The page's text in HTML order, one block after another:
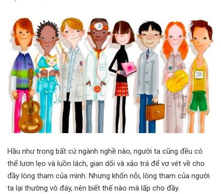
Hầu như trong bất cứ ngành nghề nào, người ta cũng đều có
thể lươn lẹo và luồn lách, gian dối và xảo trá để vơ vét về cho
đầy lòng tham của mình. Nhưng khốn nỗi, lòng tham của người
ta lại thường vô đáy, nên biết thế nào mà lấp cho đầy.